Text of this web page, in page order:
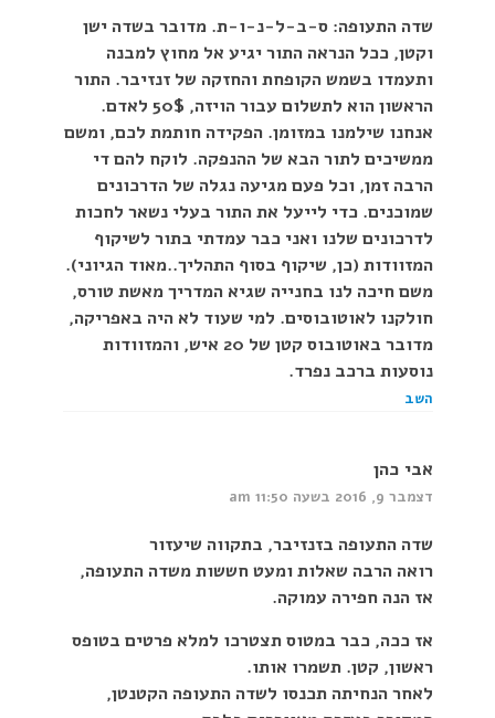
שדה התעופה: ס-ב-ל-נ-ו-ת. מדובר בשדה ישן
וקטן, ככל הנראה התור יגיע אל מחוץ למבנה
ותעמדו בשמש הקופחת והחזקה של זנזיבר. התור
הראשון הוא לתשלום עבור הויזה, 50$ לאדם.
אנחנו שילמנו במזומן. הפקידה חותמת לכם, ומשם
ממשיכים לתור הבא של ההנפקה. לוקח להם די
הרבה זמן, וכל פעם מגיעה נגלה של הדרכונים
שמוכנים. כדי לייעל את התור בעלי נשאר לחכות
לדרכונים שלנו ואני כבר עמדתי בתור לשיקוף
המזוודות (כן, שיקוף בסוף התהליך..מאוד הגיוני).
משם חיכה לנו בחנייה שגיא המדריך מאשת טורס,
חולקנו לאוטובוסים. למי שעוד לא היה באפריקה,
מדובר באוטובוס קטן של 20 איש, והמזוודות
נוסעות ברכב נפרד.
השב
אבי כהן
דצמבר 9, 2016 בשעה 11:50 am
שדה התעופה בזנזיבר, בתקווה שיעזור
רואה הרבה שאלות ומעט חששות משדה התעופה,
אז הנה חפירה עמוקה.
אז ככה, כבר במטוס תצטרכו למלא פרטים בטופס
ראשון, קטן. תשמרו אותו.
לאחר הנחיתה תכנסו לשדה התעופה הקטנטן,